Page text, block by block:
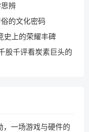
辨
的文化密码
史上的荣耀丰碑
股千评看炭素巨头的
，一场游戏与硬件的